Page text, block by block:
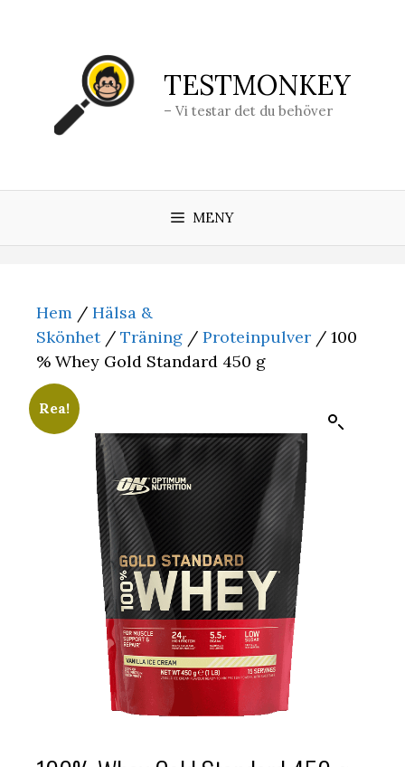
TESTMONKEY
– Vi testar det du behöver
MENY
Hem / Hälsa &
Skönhet/ Träning / Proteinpulver / 100
% Whey Gold Standard 450 g
Rea!